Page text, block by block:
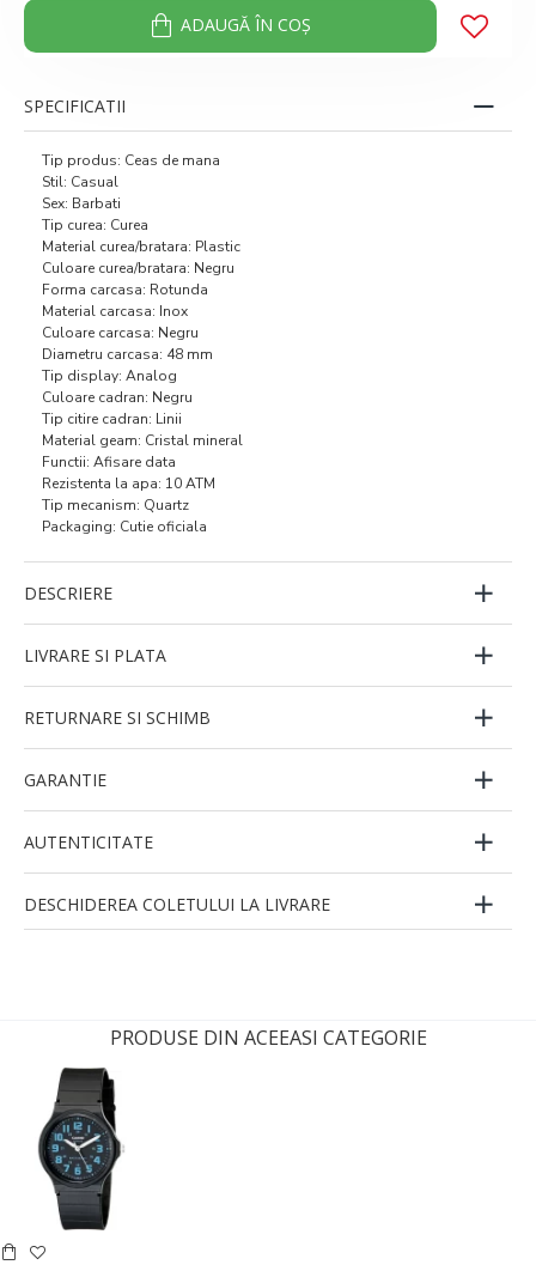
ADAUGĂ ÎN COŞ
SPECIFICATII
Tip produs: Ceas de mana
Stil: Casual
Sex: Barbati
Tip curea: Curea
Material curea/bratara: Plastic
Culoare curea/bratara: Negru
Forma carcasa: Rotunda
Material carcasa: Inox
Culoare carcasa: Negru
Diametru carcasa: 48 mm
Tip display: Analog
Culoare cadran: Negru
Tip citire cadran: Linii
Material geam: Cristal mineral
Functii: Afisare data
Rezistenta la apa: 10 ATM
Tip mecanism: Quartz
Packaging: Cutie oficiala
DESCRIERE
LIVRARE SI PLATA
RETURNARE SI SCHIMB
GARANTIE
AUTENTICITATE
DESCHIDEREA COLETULUI LA LIVRARE
PRODUSE DIN ACEEASI CATEGORIE